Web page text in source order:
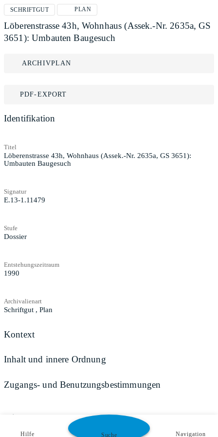
SCHRIFTGUT PLAN
Löberenstrasse 43h, Wohnhaus (Assek.-Nr. 2635a, GS
3651): Umbauten Baugesuch
ARCHIVPLAN
PDF-EXPORT
Identifikation
Titel
Löberenstrasse 43h, Wohnhaus (Assek.-Nr. 2635a, GS 3651):
Umbauten Baugesuch
Signatur
E.13-1.11479
Stufe
Dossier
Entstehungszeitraum
1990
Archivalienart
Schriftgut , Plan
Kontext
Inhalt und innere Ordnung
Zugangs- und Benutzungsbestimmungen
Teilen
Hilfe Suche Navigation